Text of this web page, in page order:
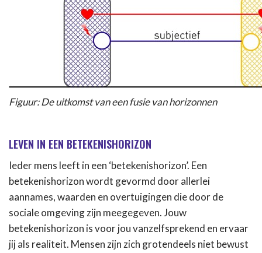
Figuur: De uitkomst van een fusie van horizonnen
LEVEN IN EEN BETEKENISHORIZON
Ieder mens leeft in een ‘betekenishorizon’. Een
betekenishorizon wordt gevormd door allerlei
aannames, waarden en overtuigingen die door de
sociale omgeving zijn meegegeven. Jouw
betekenishorizon is voor jou vanzelfsprekend en ervaar
jij als realiteit. Mensen zijn zich grotendeels niet bewust